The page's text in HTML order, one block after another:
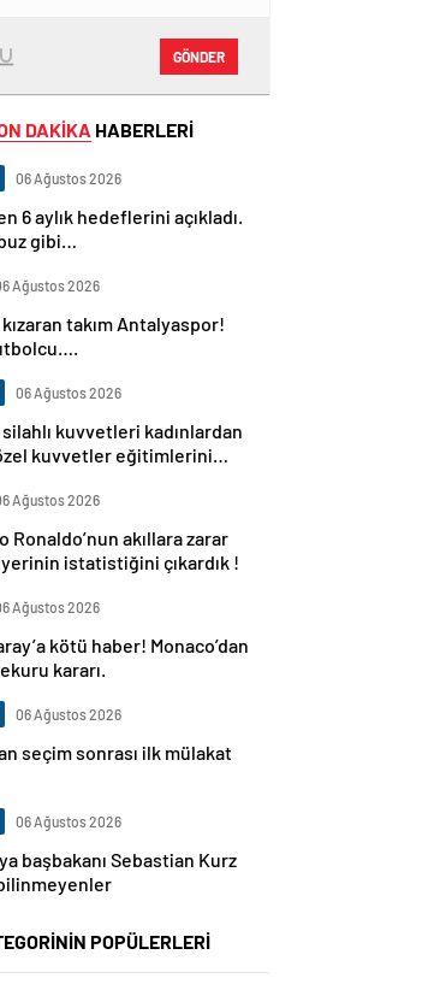
GÖNDER
DAKİKA HABERLERİ
06 Ağustos 2026
6 aylık hedeflerini açıkladı.
gibi…
Ağustos 2026
takım Antalyaspor!
06 Ağustos 2026
kuvvetleri kadınlardan
kuvvetler eğitimlerini
Ağustos 2026
Ronaldo’nun akıllara zarar
istatistiğini çıkardık !
Ağustos 2026
kötü haber! Monaco’dan
kararı.
06 Ağustos 2026
seçim sonrası ilk mülakat
06 Ağustos 2026
başbakanı Sebastian Kurz
POPÜLERLERİ